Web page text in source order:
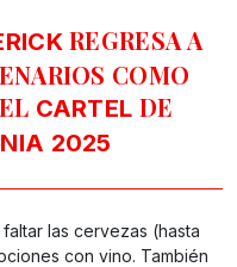
REGRESA A
COMO
CARTEL DE
2025
las cervezas (hasta
con vino. También